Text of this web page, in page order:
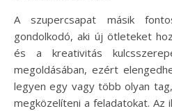
A szupercsapat másik
gondolkodó, aki új ötleteket
és a kreativitás
megoldásában, ezért
legyen egy vagy több olyan
megközelíteni a feladatokat. Az